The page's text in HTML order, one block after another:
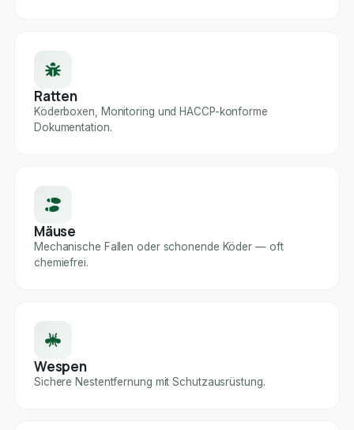
Ratten
Köderboxen, Monitoring und HACCP-konforme
Dokumentation.
Mäuse
Mechanische Fallen oder schonende Köder — oft
chemiefrei.
Wespen
Sichere Nestentfernung mit Schutzausrüstung.